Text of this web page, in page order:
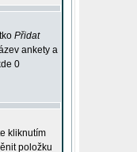
Přidat
ankety a
0
kliknutím
položku